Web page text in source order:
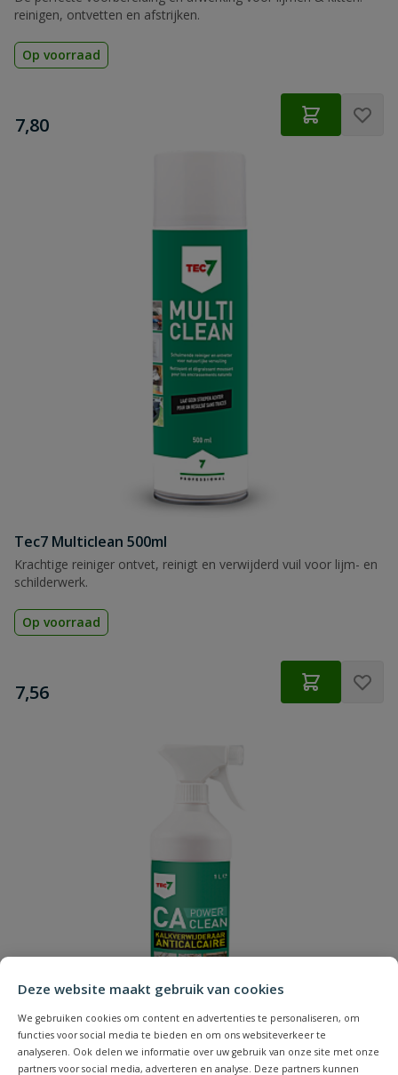
Deze website maakt gebruik van cookies
We gebruiken cookies om content en advertenties te personaliseren, om
functies voor social media te bieden en om ons websiteverkeer te
analyseren. Ook delen we informatie over uw gebruik van onze site met onze
partners voor social media, adverteren en analyse. Deze partners kunnen
reinigen, ontvetten en afstrijken.
Op voorraad
€
7,80
Tec7 Multiclean 500ml
Krachtige reiniger ontvet, reinigt en verwijderd vuil voor lijm- en
schilderwerk.
Op voorraad
€
7,56